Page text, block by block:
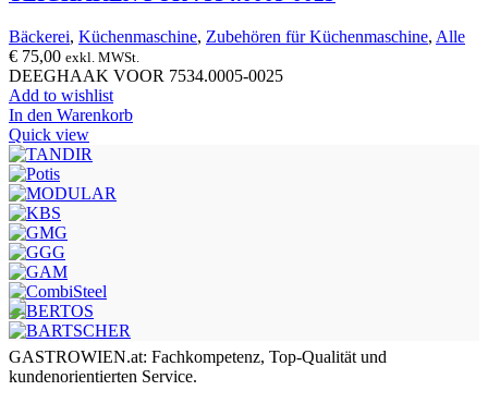
Bäckerei, Küchenmaschine, Zubehören für Küchenmaschine, Alle
€ 75,00 exkl. MWSt.
DEEGHAAK VOOR 7534.0005-0025
Add to wishlist
In den Warenkorb
Quick view
GASTROWIEN.at: Fachkompetenz, Top-Qualität und
kundenorientierten Service.